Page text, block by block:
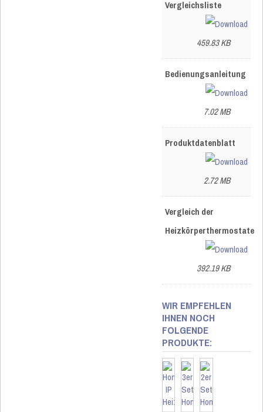
Vergleichsliste
459.83 KB
Bedienungsanleitung
7.02 MB
Produktdatenblatt
2.72 MB
Vergleich der
Heizkörperthermostate
392.19 KB
WIR EMPFEHLEN
IHNEN NOCH
FOLGENDE
PRODUKTE: